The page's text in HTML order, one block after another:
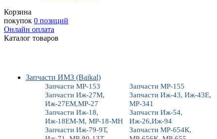
Корзина
покупок 0 позиций
Онлайн оплата
Каталог товаров
Запчасти ИМЗ (Baikal)
Запчасти МР-153
Запчасти МР-155
Запчасти Иж-27М,
Иж-27ЕМ,МР-27
Запчасти Иж-43, Иж-43Е,
МР-341
Запчасти Иж-18,
Иж-18ЕМ-М, МР-18-МН
Запчасти Иж-54,
Иж-26,Иж-94
Запчасти Иж-79-9Т,
Запчасти МР-654К,